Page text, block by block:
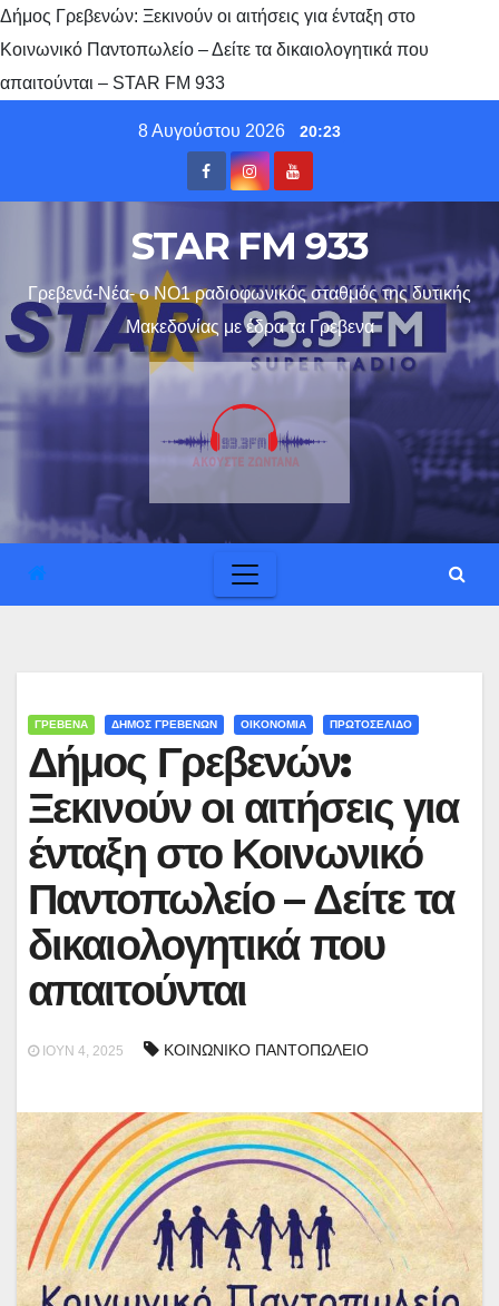
Δήμος Γρεβενών: Ξεκινούν οι αιτήσεις για ένταξη στο
Κοινωνικό Παντοπωλείο – Δείτε τα δικαιολογητικά που
απαιτούνται – STAR FM 933
8 Αυγούστου 2026 20:23
STAR FM 933
Γρεβενά-Νέα- ο ΝΟ1 ραδιοφωνικός σταθμός της δυτικής
Μακεδονίας με έδρα τα Γρεβενα
ΓΡΕΒΕΝΑ ΔΗΜΟΣ ΓΡΕΒΕΝΩΝ ΟΙΚΟΝΟΜΙΑ ΠΡΩΤΟΣΕΛΙΔΟ
Δήμος Γρεβενών:
Ξεκινούν οι αιτήσεις για
ένταξη στο Κοινωνικό
Παντοπωλείο – Δείτε τα
δικαιολογητικά που
απαιτούνται
ΙΟΎΝ 4, 2025 ΚΟΙΝΩΝΙΚΟ ΠΑΝΤΟΠΩΛΕΙΟ